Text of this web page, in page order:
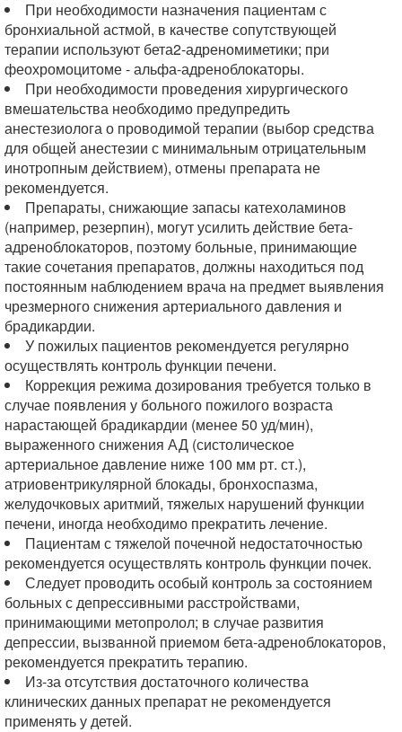
При необходимости назначения пациентам с
бронхиальной астмой, в качестве сопутствующей
терапии используют бета2-адреномиметики; при
феохромоцитоме - альфа-адреноблокаторы.
При необходимости проведения хирургического
вмешательства необходимо предупредить
анестезиолога о проводимой терапии (выбор средства
для общей анестезии с минимальным отрицательным
инотропным действием), отмены препарата не
рекомендуется.
Препараты, снижающие запасы катехоламинов
(например, резерпин), могут усилить действие бета-
адреноблокаторов, поэтому больные, принимающие
такие сочетания препаратов, должны находиться под
постоянным наблюдением врача на предмет выявления
чрезмерного снижения артериального давления и
брадикардии.
У пожилых пациентов рекомендуется регулярно
осуществлять контроль функции печени.
Коррекция режима дозирования требуется только в
случае появления у больного пожилого возраста
нарастающей брадикардии (менее 50 уд/мин),
выраженного снижения АД (систолическое
артериальное давление ниже 100 мм рт. ст.),
атриовентрикулярной блокады, бронхоспазма,
желудочковых аритмий, тяжелых нарушений функции
печени, иногда необходимо прекратить лечение.
Пациентам с тяжелой почечной недостаточностью
рекомендуется осуществлять контроль функции почек.
Следует проводить особый контроль за состоянием
больных с депрессивными расстройствами,
принимающими метопролол; в случае развития
депрессии, вызванной приемом бета-адреноблокаторов,
рекомендуется прекратить терапию.
Из-за отсутствия достаточного количества
клинических данных препарат не рекомендуется
применять у детей.